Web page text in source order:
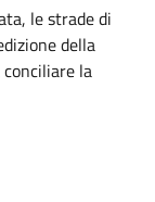
le strade di
della
la